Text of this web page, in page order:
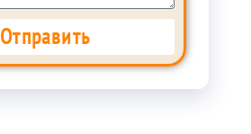
Отправить